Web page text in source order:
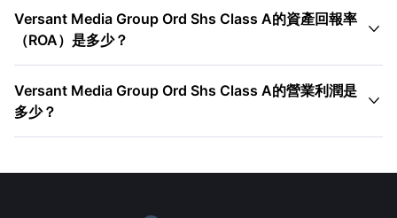
Versant Media Group Ord Shs Class A的資產回報率
（ROA）是多少？

Versant Media Group Ord Shs Class A的營業利潤是
多少？
